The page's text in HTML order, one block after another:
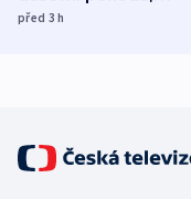
ukázala
před 3h